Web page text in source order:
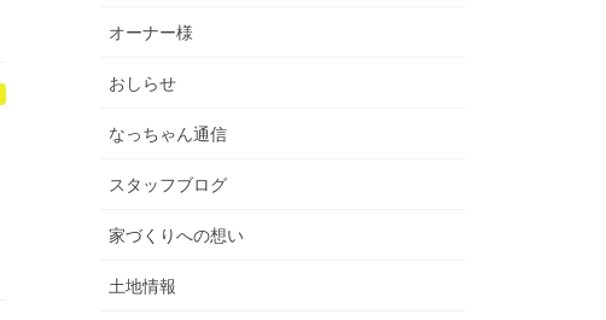
オーナー様
おしらせ
なっちゃん通信
スタッフブログ
家づくりへの想い
土地情報